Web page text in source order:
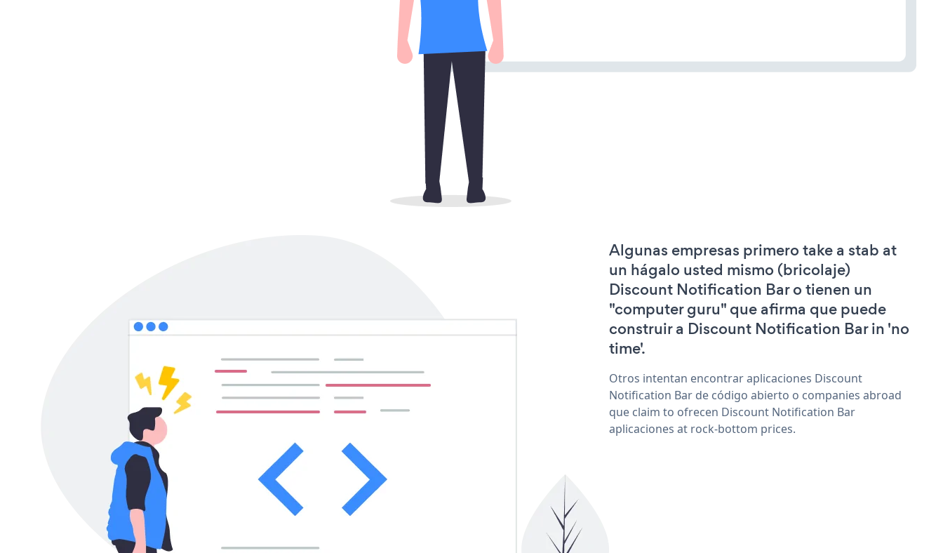
Algunas empresas primero take a stab at
un hágalo usted mismo (bricolaje)
Discount Notification Bar o tienen un
"computer guru" que afirma que puede
construir a Discount Notification Bar in 'no
time'.
Otros intentan encontrar aplicaciones Discount
Notification Bar de código abierto o companies abroad
que claim to ofrecen Discount Notification Bar
aplicaciones at rock-bottom prices.